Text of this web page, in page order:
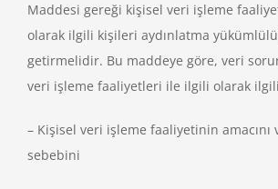
Maddesi gereği kişisel veri işleme
olarak ilgili kişileri aydınlatma
getirmelidir. Bu maddeye göre, veri
veri işleme faaliyetleri ile ilgili olarak
– Kişisel veri işleme faaliyetinin amacını
sebebini